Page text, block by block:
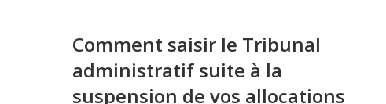
Comment saisir le Tribunal
administratif suite à la
suspension de vos allocations